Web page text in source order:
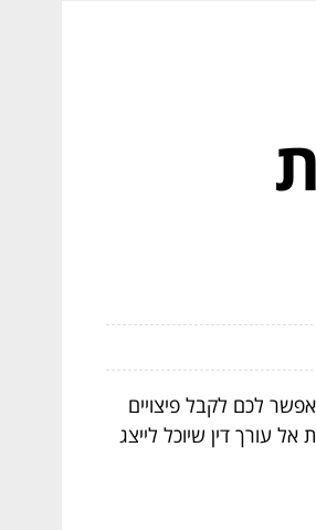
לכם לקבל פיצויים
עורך דין שיוכל לייצג